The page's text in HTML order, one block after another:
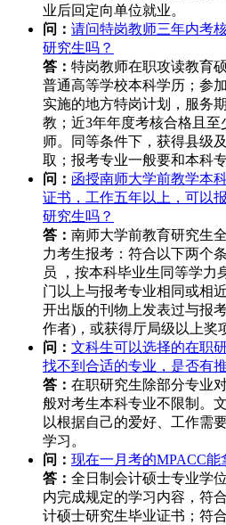
业后回定向单位就业。
问： 请问特岗教师三年内考
研究生吗？
答： 特岗教师在职攻读教育
普通高等学校本科学历；参
实施的地方特岗计划，服务
教；近3年年度考核合格且
师。同等条件下，获得县级
取；报考专业一般要和本科专
问： 函授南师大学前教学本
证书，工作五年以上，可以
研究生吗？
答： 南师大学前教育研究生
力考生报考：符合以下两个
员 ，按本科毕业生同等学力
门以上与报考专业相同或相
开出版的刊物上发表过与报
作者)，或获得厅局级以上奖
问： 文科生可以选择的在职
找不到合适的专业，是否有
答： 在职研究生除部分专业
般对考生本科专业不限制。
以根据自己的爱好、工作需
学习。
问： 现在一月考的MPACC能
答： 全日制会计硕士专业学
内完成规定的学习内容，符
计硕士研究生毕业证书；符